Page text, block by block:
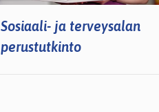
Sosiaali- ja terveysalan
perustutkinto